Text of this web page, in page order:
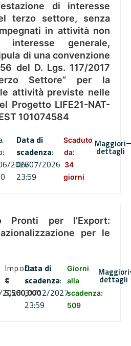
di interesse
terzo settore, senza
in attività non
interesse generale,
di una convenzione
del D. Lgs. 117/2017
Settore” per la
attività previste nelle
Progetto LIFE21-NAT-
101074584
2026
Data di
scadenza:
06/07/2026
23:59
Scaduto
da:
34
giorni
Maggiori
dettagli
Pronti per l’Export:
per le
Importo
€
5,500,000
Data di
scadenza:
31/12/2027
23:59
Giorni
alla
scadenza:
509
Maggiori
dettagli